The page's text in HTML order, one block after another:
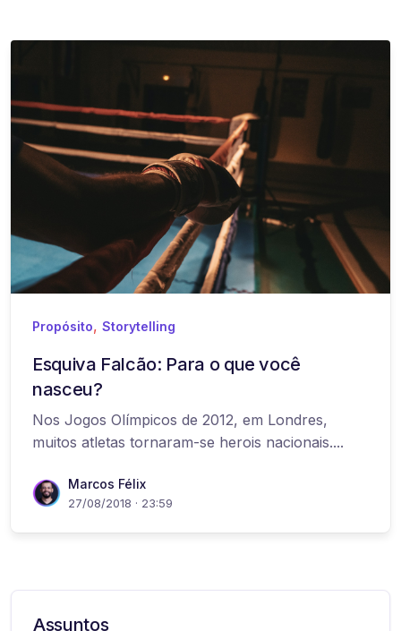
Propósito, Storytelling
Esquiva Falcão: Para o que você
nasceu?
Nos Jogos Olímpicos de 2012, em Londres,
muitos atletas tornaram-se herois nacionais....
Marcos Félix
27/08/2018 · 23:59
Assuntos